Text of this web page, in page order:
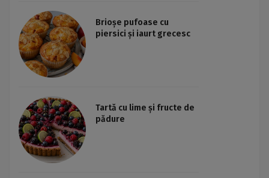
Brioșe pufoase cu
piersici și iaurt grecesc
Tartă cu lime și fructe de
pădure